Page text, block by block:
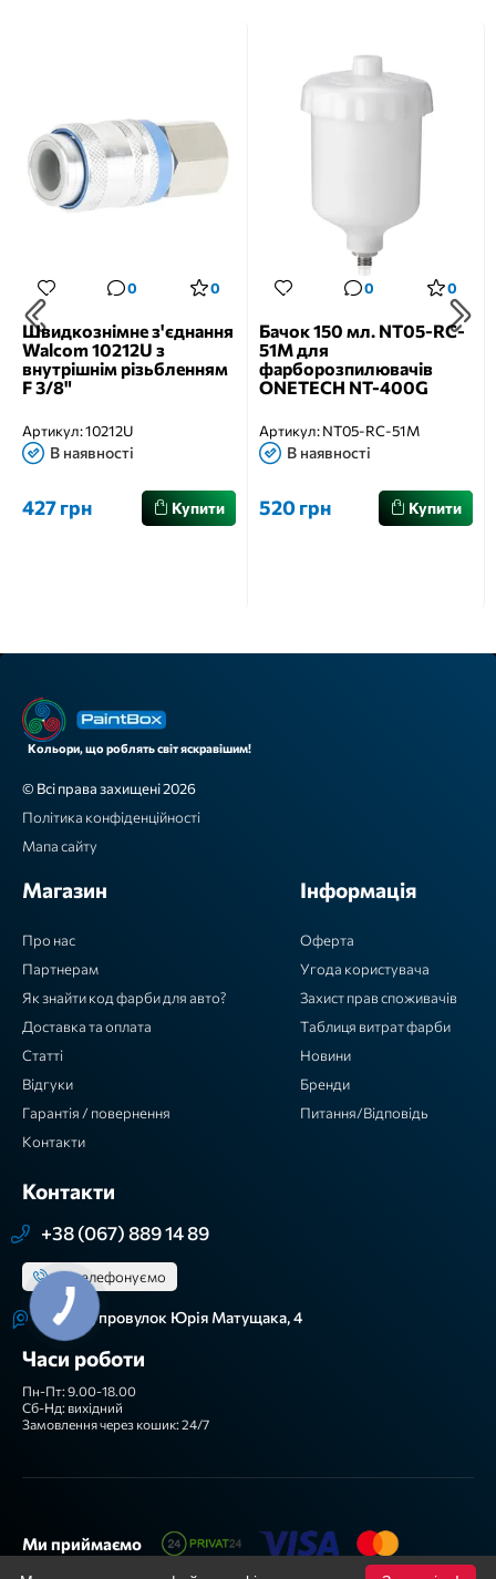
0 0
Швидкознімне з'єднання
Walcom 10212U з
внутрішнім різьбленням
F 3/8"
Артикул:10212U
В наявності
427 грн Купити
0 0
Бачок 150 мл. NT05-RC-
51M для
фарборозпилювачів
ONETECH NT-400G
Артикул:NT05-RC-51M
В наявності
520 грн Купити
Кольори, що роблять світ яскравішим!
© Всі права захищені 2026
Політика конфіденційності
Мапа сайту
Магазин
Про нас
Партнерам
Як знайти код фарби для авто?
Доставка та оплата
Статті
Відгуки
Гарантія / повернення
Контакти
Інформація
Оферта
Угода користувача
Захист прав споживачів
Таблиця витрат фарби
Новини
Бренди
Питання/Відповідь
Контакти
+38 (067) 889 14 89
Зателефонуємо
м. Київ, провулок Юрія Матущака, 4
Часи роботи
Пн-Пт: 9.00-18.00
Сб-Нд: вихідний
Замовлення через кошик: 24/7
Ми приймаємо